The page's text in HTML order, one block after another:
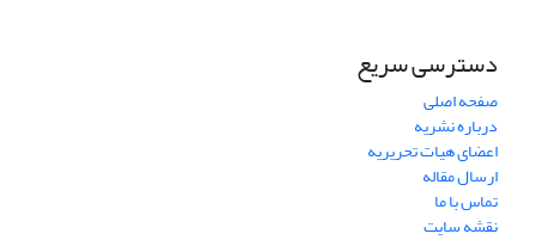
دسترسی سریع
صفحه اصلی
درباره نشریه
اعضای هیات تحریریه
ارسال مقاله
تماس با ما
نقشه سایت